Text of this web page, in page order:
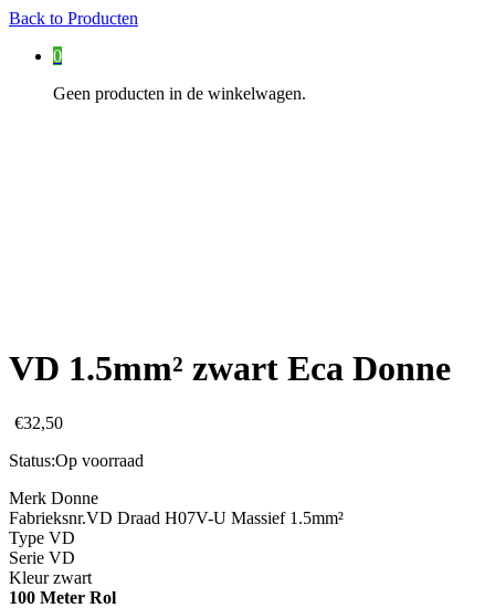
Back to Producten
0
Geen producten in de winkelwagen.
VD 1.5mm² zwart Eca Donne
€32,50
Status:Op voorraad
Merk Donne
Fabrieksnr.VD Draad H07V-U Massief 1.5mm²
Type VD
Serie VD
Kleur zwart
100 Meter Rol